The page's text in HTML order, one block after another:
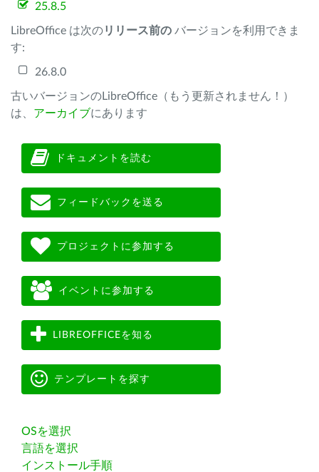
25.8.5
LibreOffice は次のリリース前の バージョンを利用できま
す:
26.8.0
古いバージョンのLibreOffice（もう更新されません！）
は、 アーカイブにあります
ドキュメントを読む
フィードバックを送る
プロジェクトに参加する
イベントに参加する
LIBREOFFICEを知る
テンプレートを探す
OSを選択
言語を選択
インストール手順